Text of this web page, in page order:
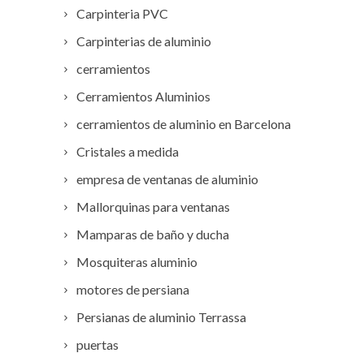
Carpinteria PVC
Carpinterias de aluminio
cerramientos
Cerramientos Aluminios
cerramientos de aluminio en Barcelona
Cristales a medida
empresa de ventanas de aluminio
Mallorquinas para ventanas
Mamparas de baño y ducha
Mosquiteras aluminio
motores de persiana
Persianas de aluminio Terrassa
puertas